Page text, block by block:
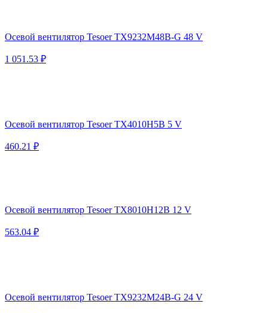
Осевой вентилятор Tesoer TX9232M48B-G 48 V
1 051.53 ₽
Осевой вентилятор Tesoer TX4010H5B 5 V
460.21 ₽
Осевой вентилятор Tesoer TX8010H12B 12 V
563.04 ₽
Осевой вентилятор Tesoer TX9232M24B-G 24 V